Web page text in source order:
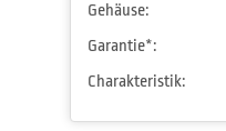
Gehäuse:
Garantie*:
Charakteristik: